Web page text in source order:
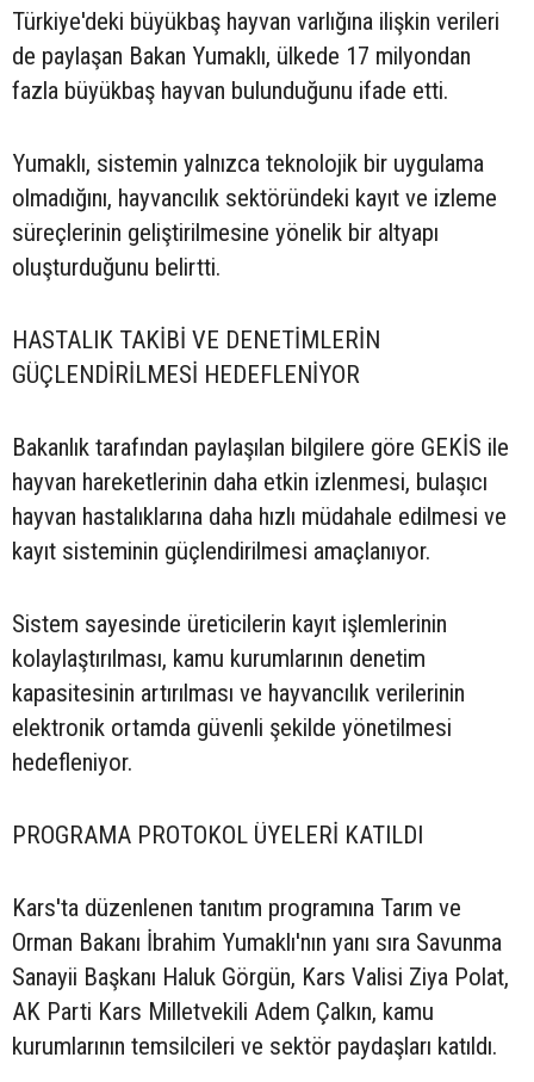
Türkiye'deki büyükbaş hayvan varlığına ilişkin verileri
de paylaşan Bakan Yumaklı, ülkede 17 milyondan
fazla büyükbaş hayvan bulunduğunu ifade etti.
Yumaklı, sistemin yalnızca teknolojik bir uygulama
olmadığını, hayvancılık sektöründeki kayıt ve izleme
süreçlerinin geliştirilmesine yönelik bir altyapı
oluşturduğunu belirtti.
HASTALIK TAKİBİ VE DENETİMLERİN
GÜÇLENDİRİLMESİ HEDEFLENİYOR
Bakanlık tarafından paylaşılan bilgilere göre GEKİS ile
hayvan hareketlerinin daha etkin izlenmesi, bulaşıcı
hayvan hastalıklarına daha hızlı müdahale edilmesi ve
kayıt sisteminin güçlendirilmesi amaçlanıyor.
Sistem sayesinde üreticilerin kayıt işlemlerinin
kolaylaştırılması, kamu kurumlarının denetim
kapasitesinin artırılması ve hayvancılık verilerinin
elektronik ortamda güvenli şekilde yönetilmesi
hedefleniyor.
PROGRAMA PROTOKOL ÜYELERİ KATILDI
Kars'ta düzenlenen tanıtım programına Tarım ve
Orman Bakanı İbrahim Yumaklı'nın yanı sıra Savunma
Sanayii Başkanı Haluk Görgün, Kars Valisi Ziya Polat,
AK Parti Kars Milletvekili Adem Çalkın, kamu
kurumlarının temsilcileri ve sektör paydaşları katıldı.